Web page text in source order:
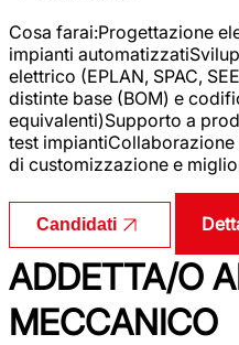
Cosa farai:Progettazione
impianti
elettrico (EPLAN, SPAC,
distinte base (BOM) e
equivalenti)Supporto a
test
di customizzazione e
Candidati
ADDETTA/O
MECCANICO